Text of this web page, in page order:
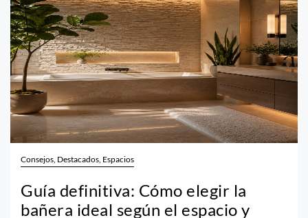
Consejos, Destacados, Espacios
Guía definitiva: Cómo elegir la
bañera ideal según el espacio y